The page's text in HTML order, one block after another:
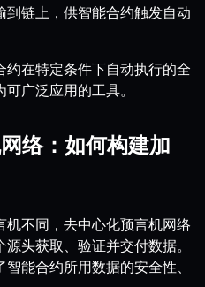
链上，供智能合约触发自动
在特定条件下自动执行的全
广泛应用的工具。
络：如何构建加
不同，去中心化预言机网络
头获取、验证并交付数据。
能合约所用数据的安全性、